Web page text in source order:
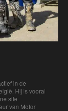
in de
Hij is vooral
site
van Motor